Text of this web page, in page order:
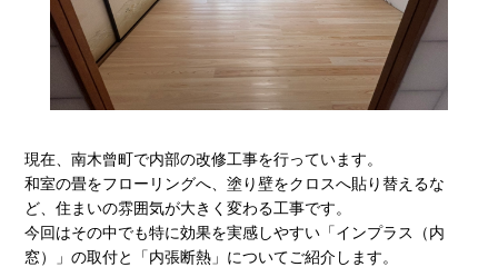
現在、南木曾町で内部の改修工事を行っています。
和室の畳をフローリングへ、塗り壁をクロスへ貼り替えるな
ど、住まいの雰囲気が大きく変わる工事です。
今回はその中でも特に効果を実感しやすい「インプラス（内
窓）」の取付と「内張断熱」についてご紹介します。